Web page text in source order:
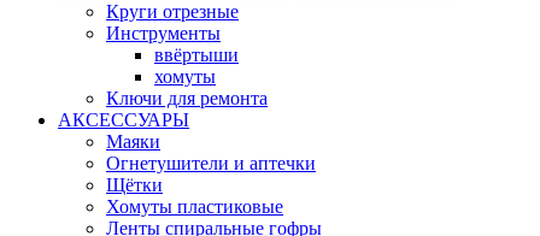
Круги отрезные
Инструменты
ввёртыши
хомуты
Ключи для ремонта
АКСЕССУАРЫ
Маяки
Огнетушители и аптечки
Щётки
Хомуты пластиковые
Ленты спиральные гофры